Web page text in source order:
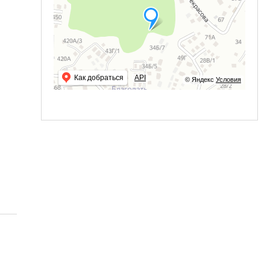
© Яндекс Условия
Как добраться API